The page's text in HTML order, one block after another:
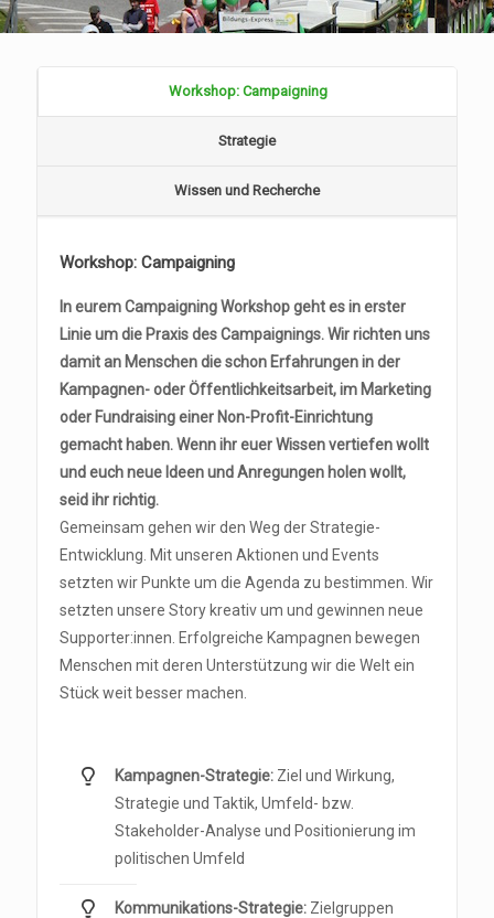
Workshop: Campaigning
Strategie
Wissen und Recherche
Workshop: Campaigning
In eurem Campaigning Workshop geht es in erster
Linie um die Praxis des Campaignings. Wir richten uns
damit an Menschen die schon Erfahrungen in der
Kampagnen- oder Öffentlichkeitsarbeit, im Marketing
oder Fundraising einer Non-Profit-Einrichtung
gemacht haben. Wenn ihr euer Wissen vertiefen wollt
und euch neue Ideen und Anregungen holen wollt,
seid ihr richtig.
Gemeinsam gehen wir den Weg der Strategie-
Entwicklung. Mit unseren Aktionen und Events
setzten wir Punkte um die Agenda zu bestimmen. Wir
setzten unsere Story kreativ um und gewinnen neue
Supporter:innen. Erfolgreiche Kampagnen bewegen
Menschen mit deren Unterstützung wir die Welt ein
Stück weit besser machen.
Kampagnen-Strategie: Ziel und Wirkung,
Strategie und Taktik, Umfeld- bzw.
Stakeholder-Analyse und Positionierung im
politischen Umfeld
Kommunikations-Strategie: Zielgruppen